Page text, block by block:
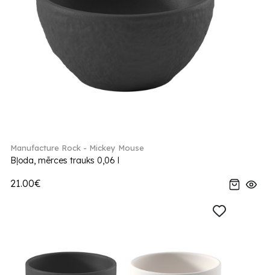
Manufacture Rock - Mickey Mouse
Bļoda, mērces trauks 0,06 l
21.00€